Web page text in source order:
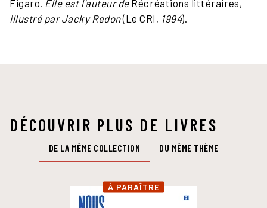
Figaro. Elle est l'auteur deRécréations littéraires,
illustré par Jacky Redon(Le CRI, 1994).
DÉCOUVRIR PLUS DE LIVRES
DE LA MÊME COLLECTION DU MÊME THÈME
À PARAÎTRE